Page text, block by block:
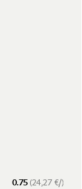
0.75(24,27 €/)